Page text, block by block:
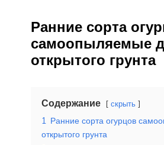
Ранние сорта
самоопыляемые
открытого грунта
Содержание скрыть
1 Ранние сорта огурцов
открытого грунта